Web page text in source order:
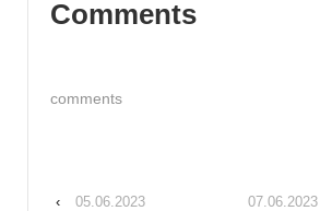
Comments
comments
‹ 05.06.2023 07.06.2023